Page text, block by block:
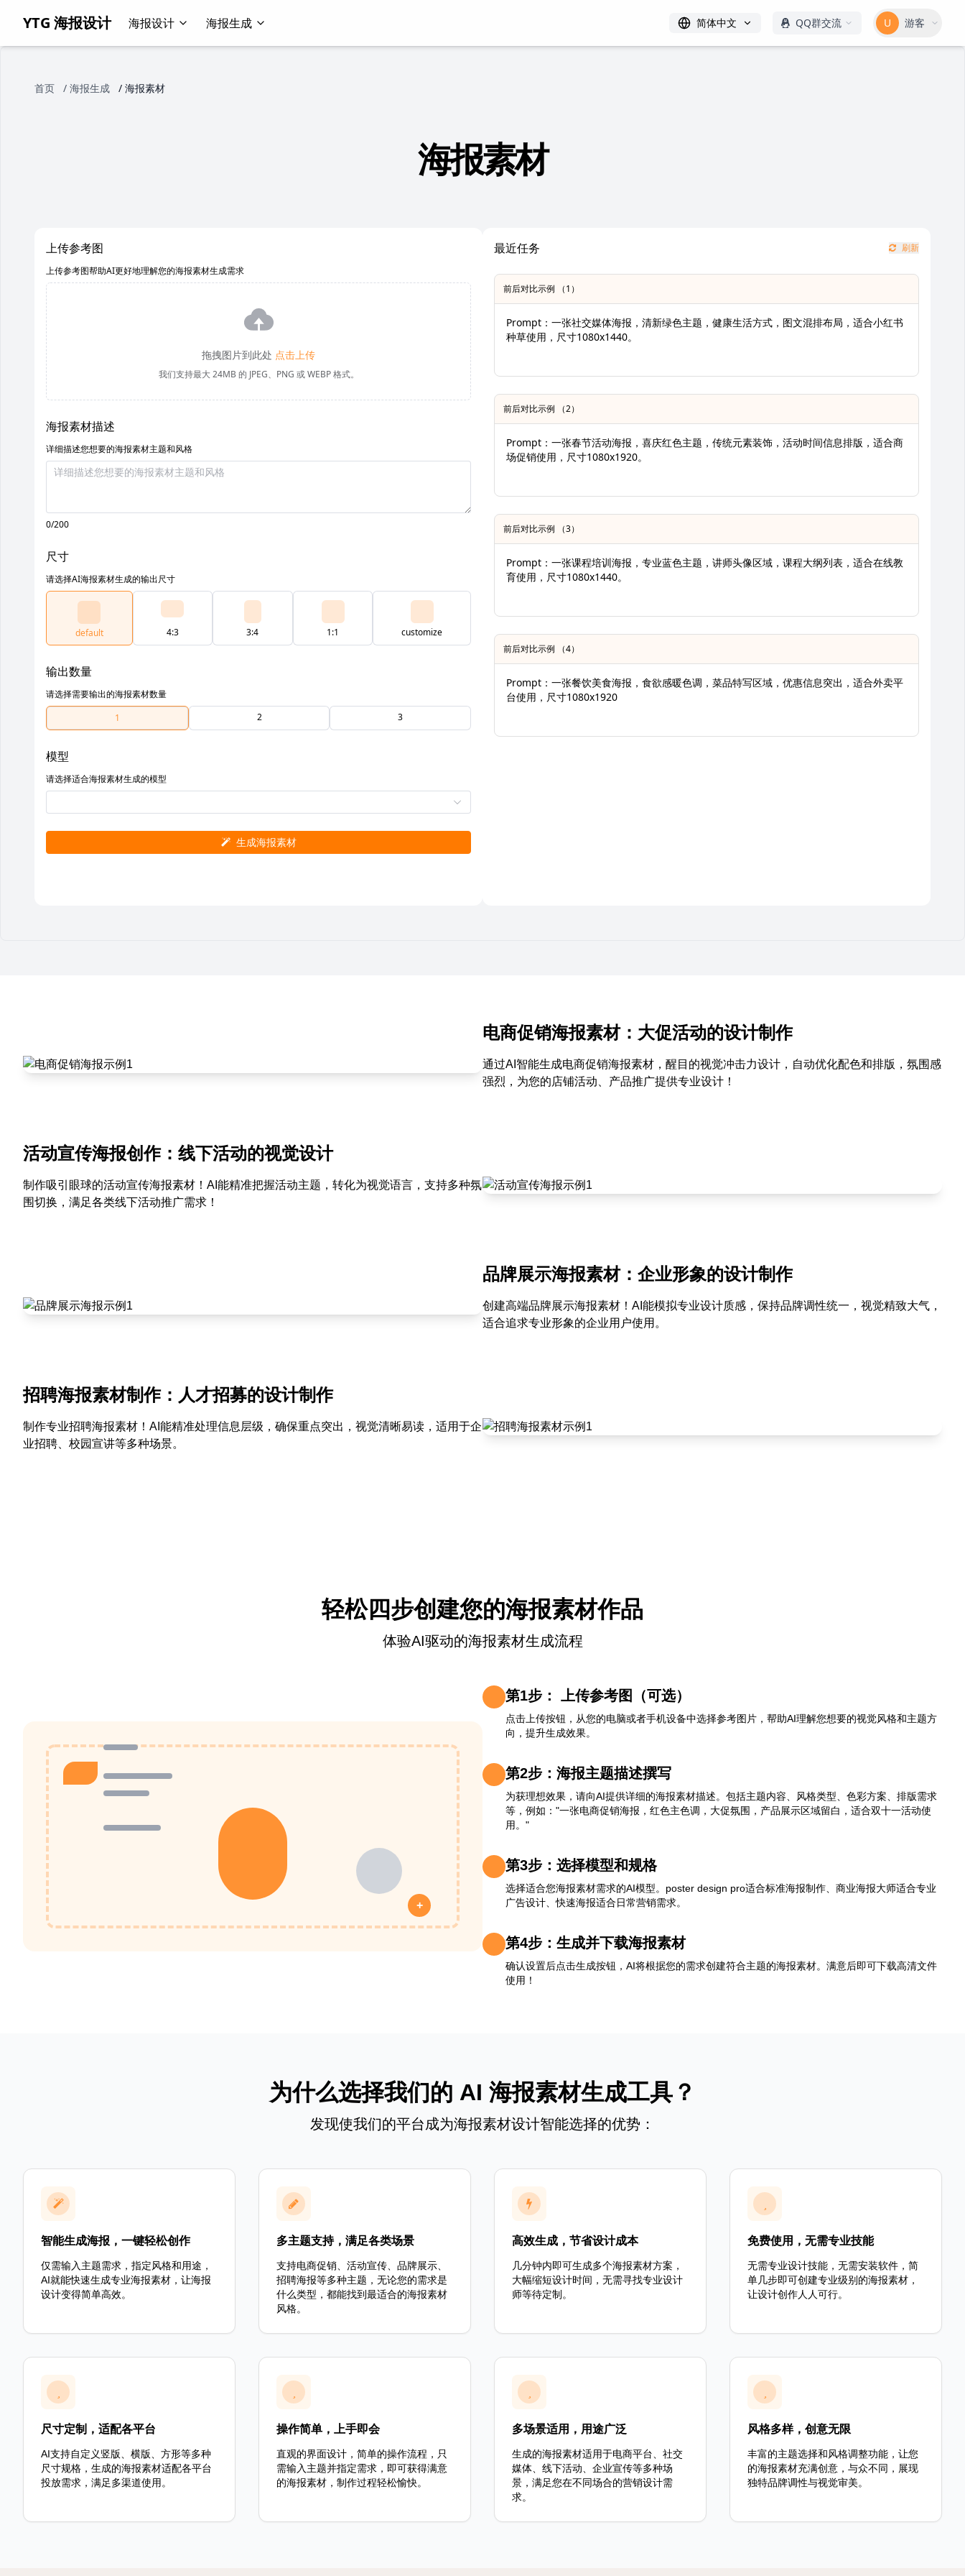
YTG 海报设计 海报设计 海报生成 简体中文 QQ群交流 U 游客
首页 / 海报生成 / 海报素材
海报素材
上传参考图
上传参考图帮助AI更好地理解您的海报素材生成需求
拖拽图片到此处 点击上传
我们支持最大 24MB 的 JPEG、PNG 或 WEBP 格式。
海报素材描述
详细描述您想要的海报素材主题和风格
0/200
尺寸
请选择AI海报素材生成的输出尺寸
default 4:3 3:4 1:1 customize
输出数量
请选择需要输出的海报素材数量
1
2 3
模型
请选择适合海报素材生成的模型
生成海报素材
最近任务 刷新
前后对比示例 （1）
Prompt：一张社交媒体海报，清新绿色主题，健康生活方式，图文混排布局，适合小红书
种草使用，尺寸1080x1440。
前后对比示例 （2）
Prompt：一张春节活动海报，喜庆红色主题，传统元素装饰，活动时间信息排版，适合商
场促销使用，尺寸1080x1920。
前后对比示例 （3）
Prompt：一张课程培训海报，专业蓝色主题，讲师头像区域，课程大纲列表，适合在线教
育使用，尺寸1080x1440。
前后对比示例 （4）
Prompt：一张餐饮美食海报，食欲感暖色调，菜品特写区域，优惠信息突出，适合外卖平
台使用，尺寸1080x1920
电商促销海报素材：大促活动的设计制作
通过AI智能生成电商促销海报素材，醒目的视觉冲击力设计，自动优化配色和排版，氛围感
强烈，为您的店铺活动、产品推广提供专业设计！
活动宣传海报创作：线下活动的视觉设计
制作吸引眼球的活动宣传海报素材！AI能精准把握活动主题，转化为视觉语言，支持多种氛
围切换，满足各类线下活动推广需求！
品牌展示海报素材：企业形象的设计制作
创建高端品牌展示海报素材！AI能模拟专业设计质感，保持品牌调性统一，视觉精致大气，
适合追求专业形象的企业用户使用。
招聘海报素材制作：人才招募的设计制作
制作专业招聘海报素材！AI能精准处理信息层级，确保重点突出，视觉清晰易读，适用于企
业招聘、校园宣讲等多种场景。
轻松四步创建您的海报素材作品
体验AI驱动的海报素材生成流程
+
第1步： 上传参考图（可选）
点击上传按钮，从您的电脑或者手机设备中选择参考图片，帮助AI理解您想要的视觉风格和主题方
向，提升生成效果。
第2步：海报主题描述撰写
为获理想效果，请向AI提供详细的海报素材描述。包括主题内容、风格类型、色彩方案、排版需求
等，例如："一张电商促销海报，红色主色调，大促氛围，产品展示区域留白，适合双十一活动使
用。"
第3步：选择模型和规格
选择适合您海报素材需求的AI模型。poster design pro适合标准海报制作、商业海报大师适合专业
广告设计、快速海报适合日常营销需求。
第4步：生成并下载海报素材
确认设置后点击生成按钮，AI将根据您的需求创建符合主题的海报素材。满意后即可下载高清文件
使用！
为什么选择我们的 AI 海报素材生成工具？
发现使我们的平台成为海报素材设计智能选择的优势：
智能生成海报，一键轻松创作
仅需输入主题需求，指定风格和用途，
AI就能快速生成专业海报素材，让海报
设计变得简单高效。
多主题支持，满足各类场景
支持电商促销、活动宣传、品牌展示、
招聘海报等多种主题，无论您的需求是
什么类型，都能找到最适合的海报素材
风格。
高效生成，节省设计成本
几分钟内即可生成多个海报素材方案，
大幅缩短设计时间，无需寻找专业设计
师等待定制。
免费使用，无需专业技能
无需专业设计技能，无需安装软件，简
单几步即可创建专业级别的海报素材，
让设计创作人人可行。
尺寸定制，适配各平台
AI支持自定义竖版、横版、方形等多种
尺寸规格，生成的海报素材适配各平台
投放需求，满足多渠道使用。
操作简单，上手即会
直观的界面设计，简单的操作流程，只
需输入主题并指定需求，即可获得满意
的海报素材，制作过程轻松愉快。
多场景适用，用途广泛
生成的海报素材适用于电商平台、社交
媒体、线下活动、企业宣传等多种场
景，满足您在不同场合的营销设计需
求。
风格多样，创意无限
丰富的主题选择和风格调整功能，让您
的海报素材充满创意，与众不同，展现
独特品牌调性与视觉审美。